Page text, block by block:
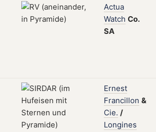
Actua
Watch Co.
SA
Ernest
Francillon &
Cie. /
Longines